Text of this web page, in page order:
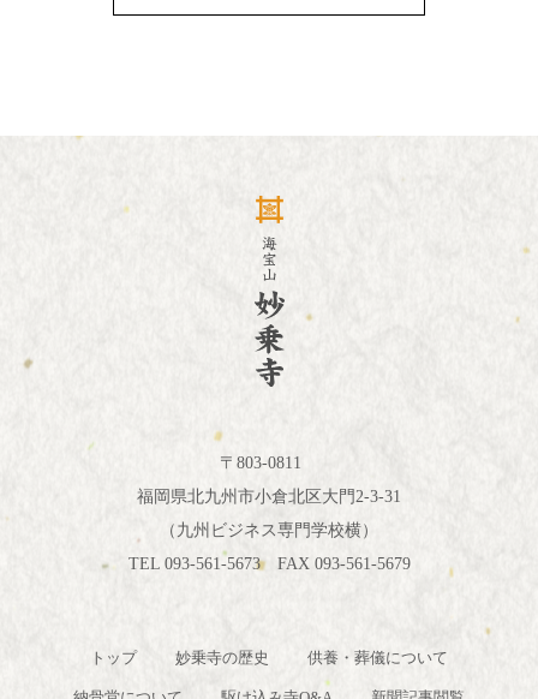
〒803-0811
福岡県北九州市小倉北区大門2-3-31
（九州ビジネス専門学校横）
TEL 093-561-5673 FAX 093-561-5679
トップ 妙乗寺の歴史 供養・葬儀について